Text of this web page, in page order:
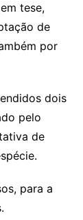
tese,
de
por
dois
pelo
de
para a